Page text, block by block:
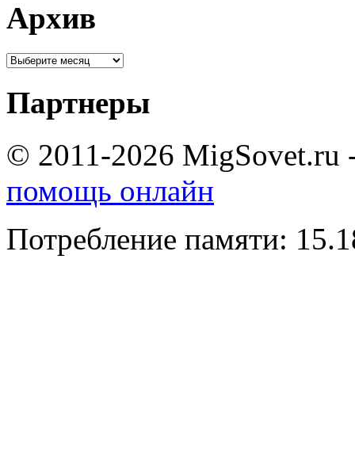
Архив
Партнеры
© 2011-2026 MigSovet.ru
помощь онлайн
Потребление памяти: